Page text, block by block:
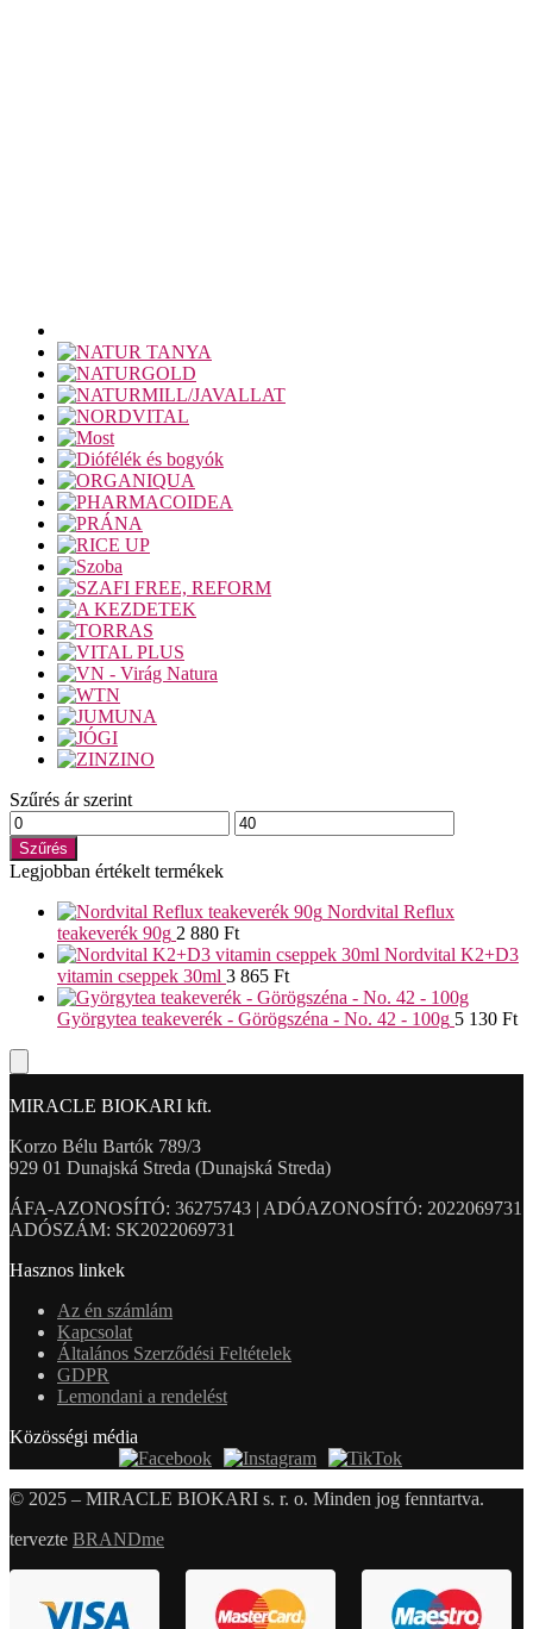
Szűrés ár szerint
Min
ár
Max
ár
Szűrés
Legjobban értékelt termékek
Nordvital Reflux
teakeverék 90g 2 880 Ft
Nordvital K2+D3
vitamin cseppek 30ml 3 865 Ft
Györgytea teakeverék - Görögszéna - No. 42 - 100g 5 130 Ft
MIRACLE BIOKARI kft.
Korzo Bélu Bartók 789/3
929 01 Dunajská Streda (Dunajská Streda)
ÁFA-AZONOSÍTÓ: 36275743 | ADÓAZONOSÍTÓ: 2022069731
ADÓSZÁM: SK2022069731
Hasznos linkek
Az én számlám
Kapcsolat
Általános Szerződési Feltételek
GDPR
Lemondani a rendelést
Közösségi média
© 2025 – MIRACLE BIOKARI s. r. o. Minden jog fenntartva.
tervezte BRANDme